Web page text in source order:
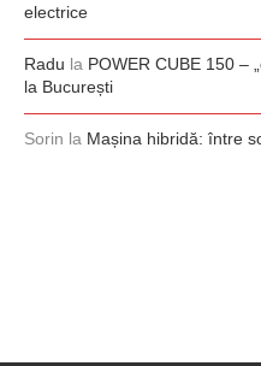
electrice
Radu la POWER CUBE 150 –
la București
Sorin la Mașina hibridă: între